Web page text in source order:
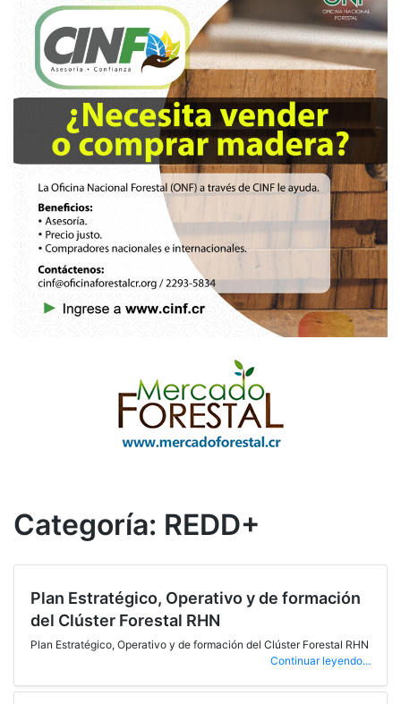
Categoría: REDD+
Plan Estratégico, Operativo y de formación
del Clúster Forestal RHN
Plan Estratégico, Operativo y de formación del Clúster Forestal RHN
Continuar leyendo...